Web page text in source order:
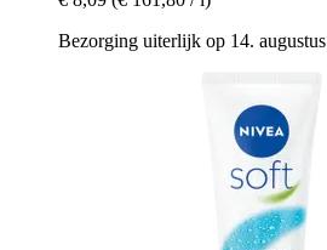
Bezorging uiterlijk op 14. augustus